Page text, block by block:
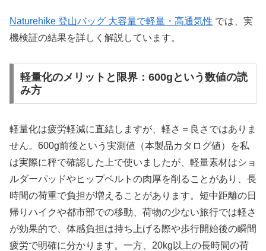
Naturehike 登山バッグ 大容量で軽量・高通気性 では、実
機検証の結果を詳しく解説しています。
軽量化のメリットと限界：600gという数値の読
み方
軽量化は疲労軽減に直結しますが、軽さ＝良さではありま
せん。600g前後という実測値（本製品カタログ値）を私
は実際に秤で確認した上で使いましたが、軽量素材はショ
ルダーパッドやヒップベルトの肉厚を削ることがあり、長
時間の荷重で負担が増えることがあります。短中距離の日
帰りハイクや都市部での移動、荷物の少ない旅行では軽さ
が効果的で、体感負担は持ち上げる際や歩行開始後の瞬間
疲労で明確に分かります。一方、20kg以上の長時間の荷